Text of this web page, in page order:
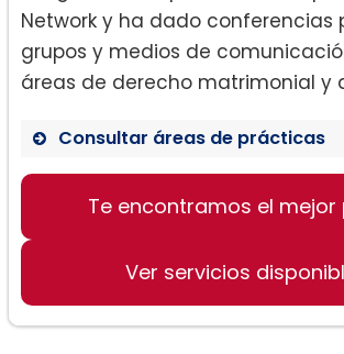
Network y ha dado conferencias
grupos y medios de
áreas de derecho matrimonial y
Consultar áreas de prácticas
Derecho matrimonial
Te encontramos el mejor
Ver servicios